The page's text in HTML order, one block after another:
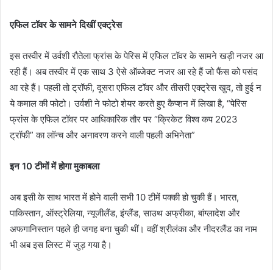
एफिल टॉवर के सामने दिखीं एक्ट्रेस
इस तस्वीर में उर्वशी रौतेला फ्रांस के पेरिस में एफिल टॉवर के सामने खड़ी नजर आ
रही हैं। अब तस्वीर में एक साथ 3 ऐसे ऑब्जेक्ट नजर आ रहे हैं जो फैंस को पसंद
आ रहे हैं। पहली तो ट्रॉफी, दूसरा एफिल टॉवर और तीसरी एक्ट्रेस खुद, तो हुई न
ये कमाल की फोटो। उर्वशी ने फोटो शेयर करते हुए कैप्शन में लिखा है, “पेरिस
फ्रांस के एफिल टॉवर पर आधिकारिक तौर पर “क्रिकेट विश्व कप 2023
ट्रॉफी” का लॉन्च और अनावरण करने वाली पहली अभिनेता”
इन 10 टीमों में होगा मुकाबला
अब इसी के साथ भारत में होने वाली सभी 10 टीमें पक्की हो चुकी हैं। भारत,
पाकिस्तान, ऑस्ट्रेलिया, न्यूजीलैंड, इंग्लैंड, साउथ अफ्रीका, बांग्लादेश और
अफगानिस्तान पहले ही जगह बना चुकी थीं। वहीं श्रीलंका और नीदरलैंड का नाम
भी अब इस लिस्ट में जुड़ गया है।